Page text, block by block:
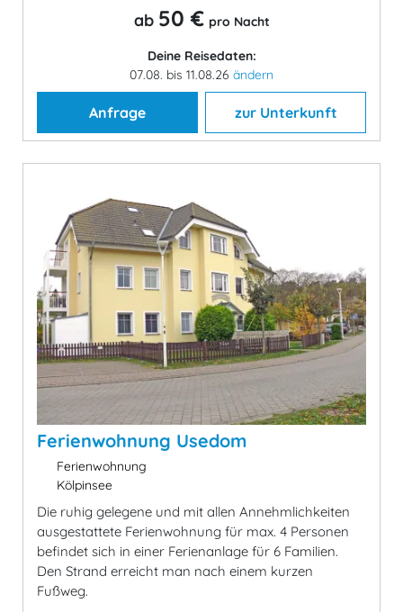
ab 50 € pro Nacht
Deine Reisedaten:
07.08. bis 11.08.26 ändern
Anfrage zur Unterkunft
Ferienwohnung Usedom
Ferienwohnung
Kölpinsee
Die ruhig gelegene und mit allen Annehmlichkeiten
ausgestattete Ferienwohnung für max. 4 Personen
befindet sich in einer Ferienanlage für 6 Familien.
Den Strand erreicht man nach einem kurzen
Fußweg.